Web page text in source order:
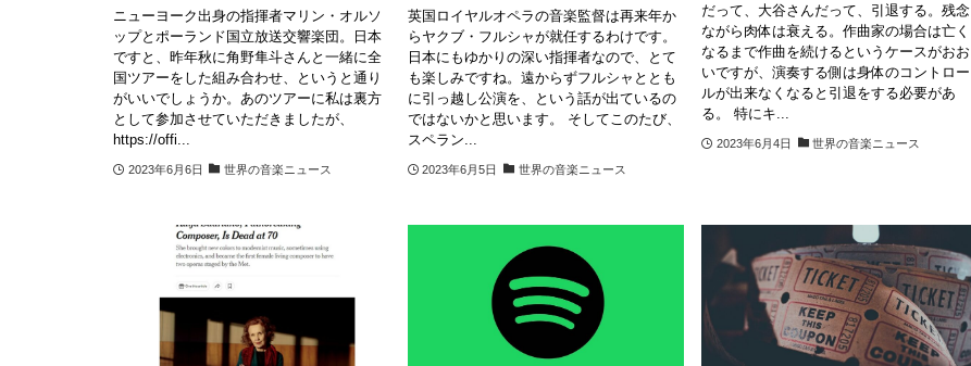
ニューヨーク出身の指揮者マリン・オルソ
ップとポーランド国立放送交響楽団。日本
ですと、昨年秋に角野隼斗さんと一緒に全
国ツアーをした組み合わせ、というと通り
がいいでしょうか。あのツアーに私は裏方
として参加させていただきましたが、
https://offi...
2023年6月6日 世界の音楽ニュース
英国ロイヤルオペラの音楽監督は再来年か
らヤクブ・フルシャが就任するわけです。
日本にもゆかりの深い指揮者なので、とて
も楽しみですね。遠からずフルシャととも
に引っ越し公演を、という話が出ているの
ではないかと思います。 そしてこのたび、
スペラン...
2023年6月5日 世界の音楽ニュース
だって、大谷さんだって、引退する。残念
ながら肉体は衰える。作曲家の場合は亡く
なるまで作曲を続けるというケースがおお
いですが、演奏する側は身体のコントロー
ルが出来なくなると引退をする必要があ
る。 特にキ...
2023年6月4日 世界の音楽ニュース